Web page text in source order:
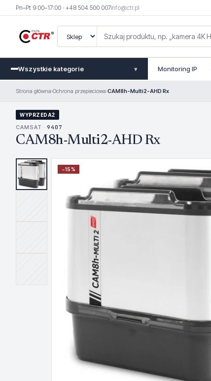
Pn–Pt 9:00–17:00 · +48 504 500 007info@ctr.pl
Wszystkie kategorie ▾ Monitoring IP
Strona główna›Ochrona przepieciowa›CAM8h-Multi2-AHD Rx
WYPRZEDAŻ
CAMSAT · 9407
CAM8h-Multi2-AHD Rx
−15%